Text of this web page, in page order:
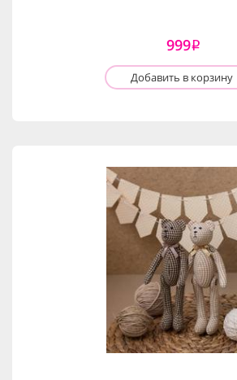
999i
Добавить в корзину